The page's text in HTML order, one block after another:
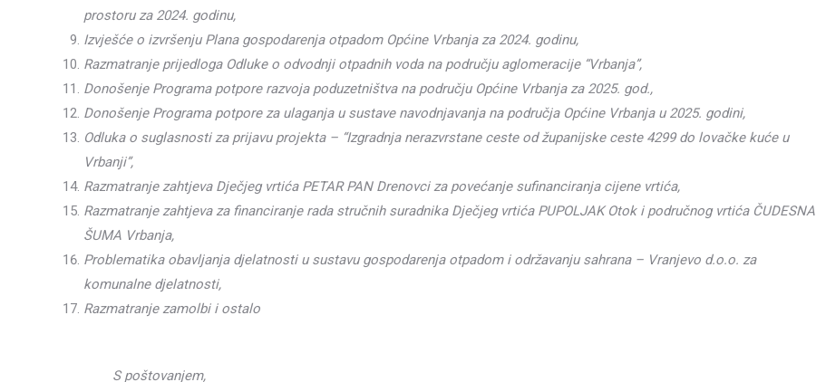
prostoru za 2024. godinu,
Izvješće o izvršenju Plana gospodarenja otpadom Općine Vrbanja za 2024. godinu,
Razmatranje prijedloga Odluke o odvodnji otpadnih voda na području aglomeracije “Vrbanja”,
Donošenje Programa potpore razvoja poduzetništva na području Općine Vrbanja za 2025. god.,
Donošenje Programa potpore za ulaganja u sustave navodnjavanja na područja Općine Vrbanja u 2025. godini,
Odluka o suglasnosti za prijavu projekta – “Izgradnja nerazvrstane ceste od županijske ceste 4299 do lovačke kuće u
Vrbanji”,
Razmatranje zahtjeva Dječjeg vrtića PETAR PAN Drenovci za povećanje sufinanciranja cijene vrtića,
Razmatranje zahtjeva za financiranje rada stručnih suradnika Dječjeg vrtića PUPOLJAK Otok i područnog vrtića ČUDESNA
ŠUMA Vrbanja,
Problematika obavljanja djelatnosti u sustavu gospodarenja otpadom i održavanju sahrana – Vranjevo d.o.o. za
komunalne djelatnosti,
Razmatranje zamolbi i ostalo
S poštovanjem,